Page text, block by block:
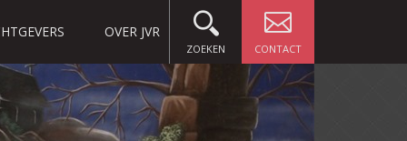
OVER JVR
CONTACT
ZOEKEN